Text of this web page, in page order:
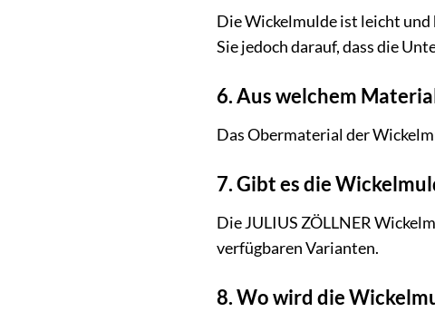
Die Wickelmulde ist leicht und
Sie jedoch darauf, dass die
6. Aus welchem
Das Obermaterial der
7. Gibt es die
Die JULIUS ZÖLLNER
verfügbaren Varianten.
8. Wo wird die